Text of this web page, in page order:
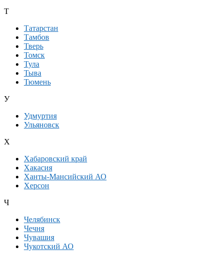
Т
Татарстан
Тамбов
Тверь
Томск
Тула
Тыва
Тюмень
У
Удмуртия
Ульяновск
Х
Хабаровский край
Хакасия
Ханты-Мансийский АО
Херсон
Ч
Челябинск
Чечня
Чувашия
Чукотский АО